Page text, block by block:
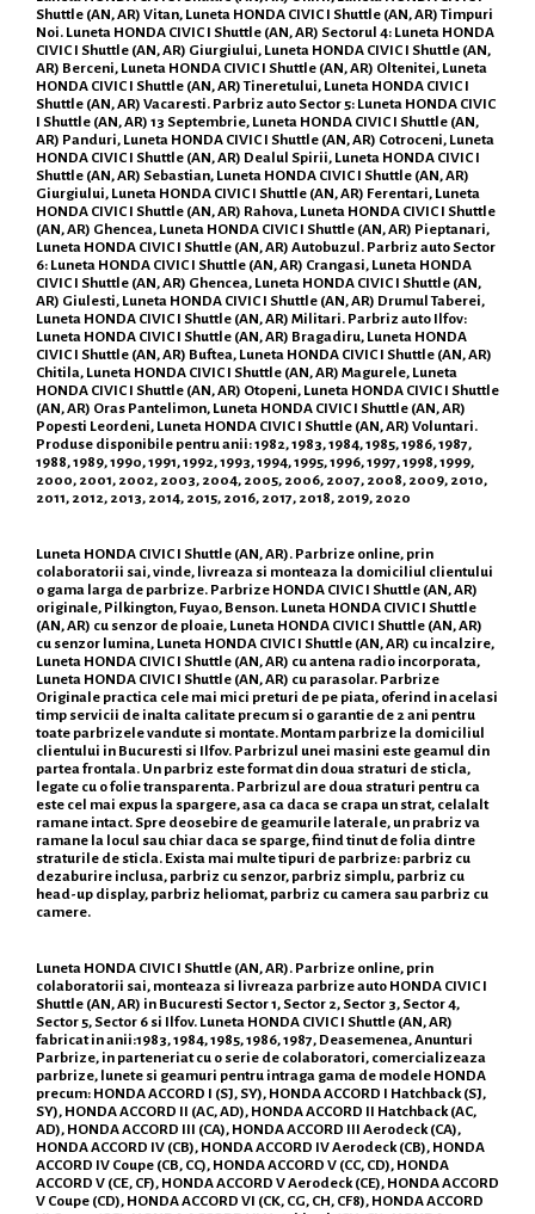
Shuttle (AN, AR) Vitan, Luneta HONDA CIVIC I Shuttle (AN, AR) Timpuri
Noi. Luneta HONDA CIVIC I Shuttle (AN, AR) Sectorul 4: Luneta HONDA
CIVIC I Shuttle (AN, AR) Giurgiului, Luneta HONDA CIVIC I Shuttle (AN,
AR) Berceni, Luneta HONDA CIVIC I Shuttle (AN, AR) Oltenitei, Luneta
HONDA CIVIC I Shuttle (AN, AR) Tineretului, Luneta HONDA CIVIC I
Shuttle (AN, AR) Vacaresti. Parbriz auto Sector 5: Luneta HONDA CIVIC
I Shuttle (AN, AR) 13 Septembrie, Luneta HONDA CIVIC I Shuttle (AN,
AR) Panduri, Luneta HONDA CIVIC I Shuttle (AN, AR) Cotroceni, Luneta
HONDA CIVIC I Shuttle (AN, AR) Dealul Spirii, Luneta HONDA CIVIC I
Shuttle (AN, AR) Sebastian, Luneta HONDA CIVIC I Shuttle (AN, AR)
Giurgiului, Luneta HONDA CIVIC I Shuttle (AN, AR) Ferentari, Luneta
HONDA CIVIC I Shuttle (AN, AR) Rahova, Luneta HONDA CIVIC I Shuttle
(AN, AR) Ghencea, Luneta HONDA CIVIC I Shuttle (AN, AR) Pieptanari,
Luneta HONDA CIVIC I Shuttle (AN, AR) Autobuzul. Parbriz auto Sector
6: Luneta HONDA CIVIC I Shuttle (AN, AR) Crangasi, Luneta HONDA
CIVIC I Shuttle (AN, AR) Ghencea, Luneta HONDA CIVIC I Shuttle (AN,
AR) Giulesti, Luneta HONDA CIVIC I Shuttle (AN, AR) Drumul Taberei,
Luneta HONDA CIVIC I Shuttle (AN, AR) Militari. Parbriz auto Ilfov:
Luneta HONDA CIVIC I Shuttle (AN, AR) Bragadiru, Luneta HONDA
CIVIC I Shuttle (AN, AR) Buftea, Luneta HONDA CIVIC I Shuttle (AN, AR)
Chitila, Luneta HONDA CIVIC I Shuttle (AN, AR) Magurele, Luneta
HONDA CIVIC I Shuttle (AN, AR) Otopeni, Luneta HONDA CIVIC I Shuttle
(AN, AR) Oras Pantelimon, Luneta HONDA CIVIC I Shuttle (AN, AR)
Popesti Leordeni, Luneta HONDA CIVIC I Shuttle (AN, AR) Voluntari.
Produse disponibile pentru anii: 1982, 1983, 1984, 1985, 1986, 1987,
1988, 1989, 1990, 1991, 1992, 1993, 1994, 1995, 1996, 1997, 1998, 1999,
2000, 2001, 2002, 2003, 2004, 2005, 2006, 2007, 2008, 2009, 2010,
2011, 2012, 2013, 2014, 2015, 2016, 2017, 2018, 2019, 2020
Luneta HONDA CIVIC I Shuttle (AN, AR). Parbrize online, prin
colaboratorii sai, vinde, livreaza si monteaza la domiciliul clientului
o gama larga de parbrize. Parbrize HONDA CIVIC I Shuttle (AN, AR)
originale, Pilkington, Fuyao, Benson. Luneta HONDA CIVIC I Shuttle
(AN, AR) cu senzor de ploaie, Luneta HONDA CIVIC I Shuttle (AN, AR)
cu senzor lumina, Luneta HONDA CIVIC I Shuttle (AN, AR) cu incalzire,
Luneta HONDA CIVIC I Shuttle (AN, AR) cu antena radio incorporata,
Luneta HONDA CIVIC I Shuttle (AN, AR) cu parasolar. Parbrize
Originale practica cele mai mici preturi de pe piata, oferind in acelasi
timp servicii de inalta calitate precum si o garantie de 2 ani pentru
toate parbrizele vandute si montate. Montam parbrize la domiciliul
clientului in Bucuresti si Ilfov. Parbrizul unei masini este geamul din
partea frontala. Un parbriz este format din doua straturi de sticla,
legate cu o folie transparenta. Parbrizul are doua straturi pentru ca
este cel mai expus la spargere, asa ca daca se crapa un strat, celalalt
ramane intact. Spre deosebire de geamurile laterale, un prabriz va
ramane la locul sau chiar daca se sparge, fiind tinut de folia dintre
straturile de sticla. Exista mai multe tipuri de parbrize: parbriz cu
dezaburire inclusa, parbriz cu senzor, parbriz simplu, parbriz cu
head-up display, parbriz heliomat, parbriz cu camera sau parbriz cu
camere.
Luneta HONDA CIVIC I Shuttle (AN, AR). Parbrize online, prin
colaboratorii sai, monteaza si livreaza parbrize auto HONDA CIVIC I
Shuttle (AN, AR) in Bucuresti Sector 1, Sector 2, Sector 3, Sector 4,
Sector 5, Sector 6 si Ilfov. Luneta HONDA CIVIC I Shuttle (AN, AR)
fabricat in anii:1983, 1984, 1985, 1986, 1987, Deasemenea, Anunturi
Parbrize, in parteneriat cu o serie de colaboratori, comercializeaza
parbrize, lunete si geamuri pentru intraga gama de modele HONDA
precum: HONDA ACCORD I (SJ, SY), HONDA ACCORD I Hatchback (SJ,
SY), HONDA ACCORD II (AC, AD), HONDA ACCORD II Hatchback (AC,
AD), HONDA ACCORD III (CA), HONDA ACCORD III Aerodeck (CA),
HONDA ACCORD IV (CB), HONDA ACCORD IV Aerodeck (CB), HONDA
ACCORD IV Coupe (CB, CC), HONDA ACCORD V (CC, CD), HONDA
ACCORD V (CE, CF), HONDA ACCORD V Aerodeck (CE), HONDA ACCORD
V Coupe (CD), HONDA ACCORD VI (CK, CG, CH, CF8), HONDA ACCORD